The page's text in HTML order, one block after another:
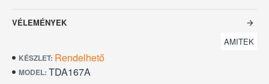
Származási hely: Olaszország.
Az euro árfolyam ingadozása miatt az árváltoztatás jogát
fenntartjuk!
VÉLEMÉNYEK
KÉSZLET: Rendelhető
MODEL: TDA167A
AMITEK